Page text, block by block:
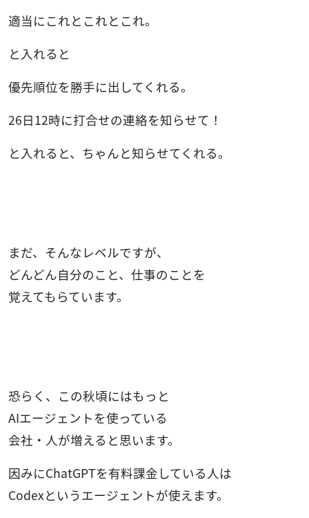
適当にこれとこれとこれ。
と入れると
優先順位を勝手に出してくれる。
26日12時に打合せの連絡を知らせて！
と入れると、ちゃんと知らせてくれる。
まだ、そんなレベルですが、
どんどん自分のこと、仕事のことを
覚えてもらています。
恐らく、この秋頃にはもっと
AIエージェントを使っている
会社・人が増えると思います。
因みにChatGPTを有料課金している人は
Codexというエージェントが使えます。